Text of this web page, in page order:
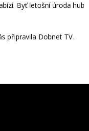
Byť letošní úroda hub
připravila Dobnet TV.